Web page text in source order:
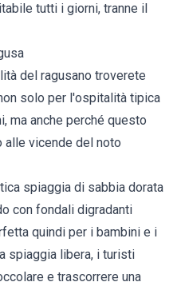
tutti i giorni, tranne il
del ragusano troverete
solo per l'ospitalità tipica
ma anche perché questo
alle vicende del noto
spiaggia di sabbia dorata
con fondali digradanti
quindi per i bambini e i
spiaggia libera, i turisti
e trascorrere una